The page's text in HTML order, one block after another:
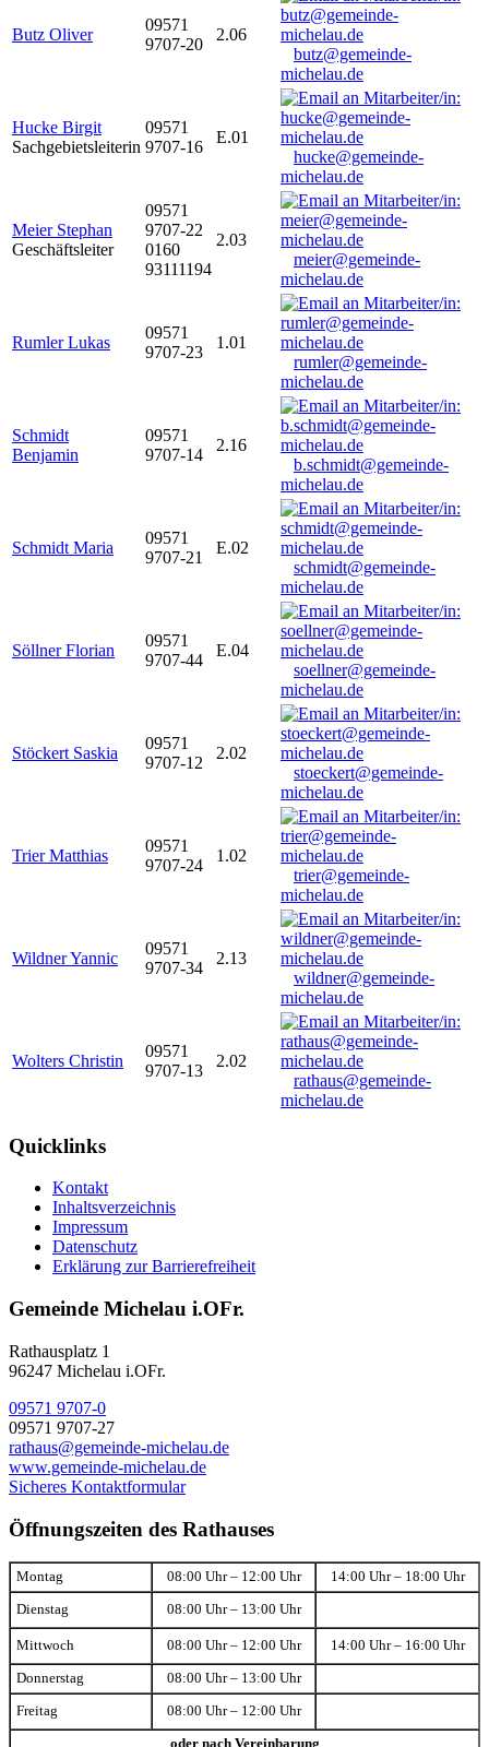
Butz Oliver
09571
9707-20
2.06
butz@gemeinde-
michelau.de
Hucke Birgit
Sachgebietsleiterin
09571
9707-16
E.01
hucke@gemeinde-
michelau.de
Meier Stephan
Geschäftsleiter
09571
9707-22
0160
93111194
2.03
meier@gemeinde-
michelau.de
Rumler Lukas
09571
9707-23
1.01
rumler@gemeinde-
michelau.de
Schmidt
Benjamin
09571
9707-14
2.16
b.schmidt@gemeinde-
michelau.de
Schmidt Maria
09571
9707-21
E.02
schmidt@gemeinde-
michelau.de
Söllner Florian
09571
9707-44
E.04
soellner@gemeinde-
michelau.de
Stöckert Saskia
09571
9707-12
2.02
stoeckert@gemeinde-
michelau.de
Trier Matthias
09571
9707-24
1.02
trier@gemeinde-
michelau.de
Wildner Yannic
09571
9707-34
2.13
wildner@gemeinde-
michelau.de
Wolters Christin
09571
9707-13
2.02
rathaus@gemeinde-
michelau.de
Quicklinks
Kontakt
Inhaltsverzeichnis
Impressum
Datenschutz
Erklärung zur Barrierefreiheit
Gemeinde Michelau i.OFr.
Rathausplatz 1
96247 Michelau i.OFr.
09571 9707-0
09571 9707-27
rathaus@gemeinde-michelau.de
www.gemeinde-michelau.de
Sicheres Kontaktformular
Öffnungszeiten des Rathauses
Montag 08:00 Uhr – 12:00 Uhr 14:00 Uhr – 18:00 Uhr
Dienstag 08:00 Uhr – 13:00 Uhr
Mittwoch 08:00 Uhr – 12:00 Uhr 14:00 Uhr – 16:00 Uhr
Donnerstag 08:00 Uhr – 13:00 Uhr
Freitag 08:00 Uhr – 12:00 Uhr